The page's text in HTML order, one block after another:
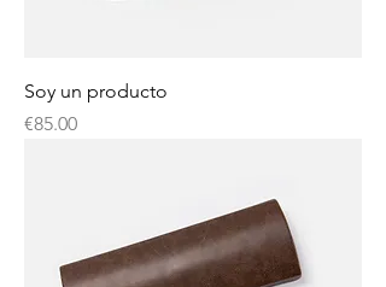
Soy un producto
Price
€85.00